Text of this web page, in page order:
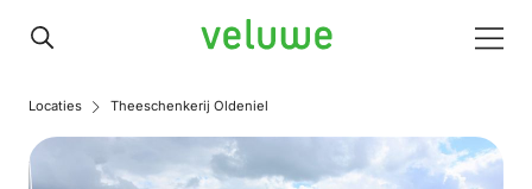
Veluwe
Locaties Theeschenkerij Oldeniel